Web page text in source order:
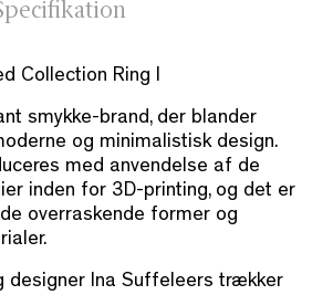
Collection Ring I
smykke-brand, der blander
og minimalistisk design.
med anvendelse af de
inden for 3D-printing, og det er
overraskende former og
designer Ina Suffeleers trækker